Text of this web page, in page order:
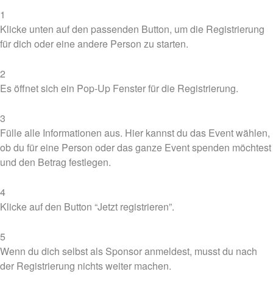
1
Klicke unten auf den passenden Button, um die Registrierung
für dich oder eine andere Person zu starten.
2
Es öffnet sich ein Pop-Up Fenster für die Registrierung.
3
Fülle alle Informationen aus. Hier kannst du das Event wählen,
ob du für eine Person oder das ganze Event spenden möchtest
und den Betrag festlegen.
4
Klicke auf den Button “Jetzt registrieren”.
5
Wenn du dich selbst als Sponsor anmeldest, musst du nach
der Registrierung nichts weiter machen.